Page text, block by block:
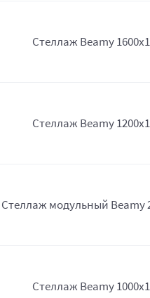
Стеллаж Beamy
Стеллаж Beamy
Стеллаж модульный Beamy
Стеллаж Beamy